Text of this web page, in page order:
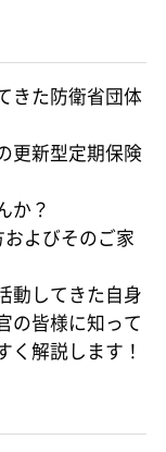
きた防衛省団体
更新型定期保険
か？
よびそのご家
動してきた自身
の皆様に知って
く解説します！